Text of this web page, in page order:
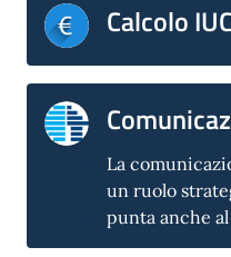
Calcolo IUC
La
un ruolo
punta anche al